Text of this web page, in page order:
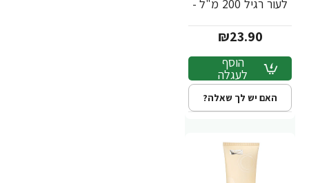
לעור רגיל 200 מ"ל -
₪23.90
הוסף
לעגלה
האם יש לך שאלה?